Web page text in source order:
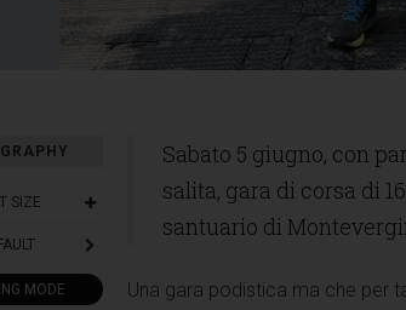
SIZE
MODE
Sabato 5 giugno, con
salita, gara di corsa di
santuario di
Una gara podistica ma che per